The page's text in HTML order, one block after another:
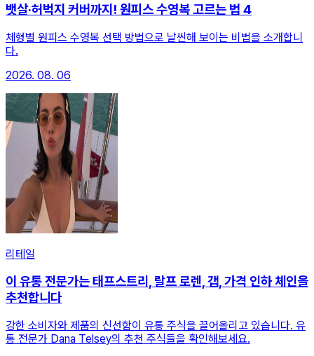
뱃살·허벅지 커버까지! 원피스 수영복 고르는 법 4
체형별 원피스 수영복 선택 방법으로 날씬해 보이는 비법을 소개합니
다.
2026. 08. 06
리테일
이 유통 전문가는 태프스트리, 랄프 로렌, 갭, 가격 인하 체인을
추천합니다
강한 소비자와 제품의 신선함이 유통 주식을 끌어올리고 있습니다. 유
통 전문가 Dana Telsey의 추천 주식들을 확인해보세요.